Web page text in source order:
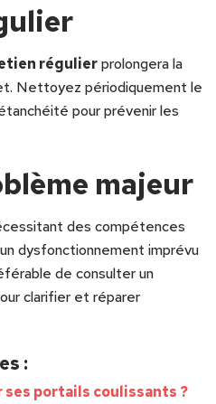
régulierprolongera la
Nettoyez périodiquement le
pour prévenir les
majeur
des compétences
dysfonctionnement imprévu
de consulter un
clarifier et réparer
:
ses portails coulissants ?